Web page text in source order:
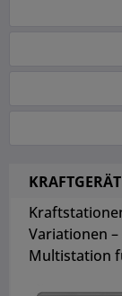
Variationen –
Multistation